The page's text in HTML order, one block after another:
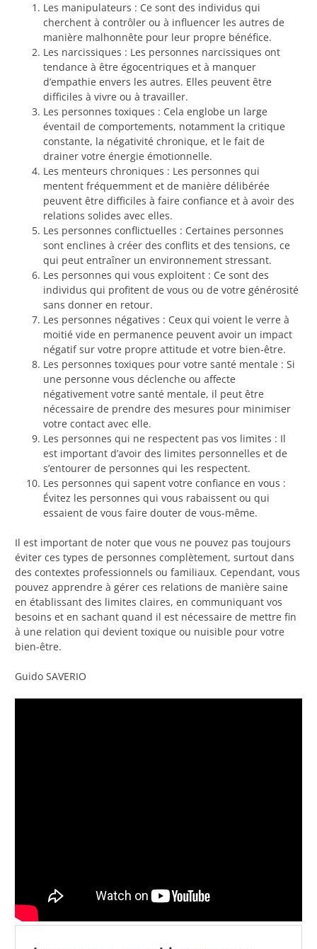
Les manipulateurs : Ce sont des individus qui
cherchent à contrôler ou à influencer les autres de
manière malhonnête pour leur propre bénéfice.
Les narcissiques : Les personnes narcissiques ont
tendance à être égocentriques et à manquer
d’empathie envers les autres. Elles peuvent être
difficiles à vivre ou à travailler.
Les personnes toxiques : Cela englobe un large
éventail de comportements, notamment la critique
constante, la négativité chronique, et le fait de
drainer votre énergie émotionnelle.
Les menteurs chroniques : Les personnes qui
mentent fréquemment et de manière délibérée
peuvent être difficiles à faire confiance et à avoir des
relations solides avec elles.
Les personnes conflictuelles : Certaines personnes
sont enclines à créer des conflits et des tensions, ce
qui peut entraîner un environnement stressant.
Les personnes qui vous exploitent : Ce sont des
individus qui profitent de vous ou de votre générosité
sans donner en retour.
Les personnes négatives : Ceux qui voient le verre à
moitié vide en permanence peuvent avoir un impact
négatif sur votre propre attitude et votre bien-être.
Les personnes toxiques pour votre santé mentale : Si
une personne vous déclenche ou affecte
négativement votre santé mentale, il peut être
nécessaire de prendre des mesures pour minimiser
votre contact avec elle.
Les personnes qui ne respectent pas vos limites : Il
est important d’avoir des limites personnelles et de
s’entourer de personnes qui les respectent.
Les personnes qui sapent votre confiance en vous :
Évitez les personnes qui vous rabaissent ou qui
essaient de vous faire douter de vous-même.
Il est important de noter que vous ne pouvez pas toujours
éviter ces types de personnes complètement, surtout dans
des contextes professionnels ou familiaux. Cependant, vous
pouvez apprendre à gérer ces relations de manière saine
en établissant des limites claires, en communiquant vos
besoins et en sachant quand il est nécessaire de mettre fin
à une relation qui devient toxique ou nuisible pour votre
bien-être.
Guido SAVERIO